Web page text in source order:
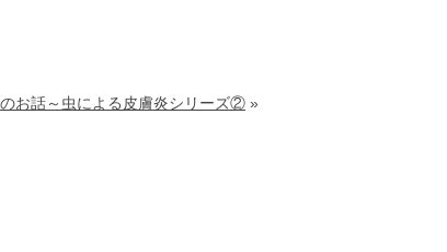
お話～虫による皮膚炎シリーズ② »